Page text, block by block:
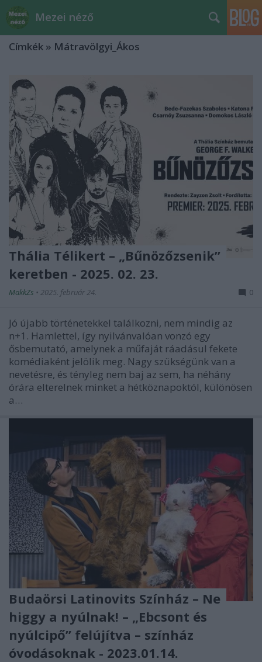
Mezei néző
Címkék » Mátravölgyi_Ákos
Thália Télikert – „Bűnözőzsenik”
keretben - 2025. 02. 23.
MakkZs • 2025. február 24. 0
Jó újabb történetekkel találkozni, nem mindig az
n+1. Hamlettel, így nyilvánvalóan vonzó egy
ősbemutató, amelynek a műfaját ráadásul fekete
komédiaként jelölik meg. Nagy szükségünk van a
nevetésre, és tényleg nem baj az sem, ha néhány
órára elterelnek minket a hétköznapoktól, különösen
a…
Budaörsi Latinovits Színház – Ne
higgy a nyúlnak! – „Ebcsont és
nyúlcipő” felújítva – színház
óvodásoknak - 2023.01.14.